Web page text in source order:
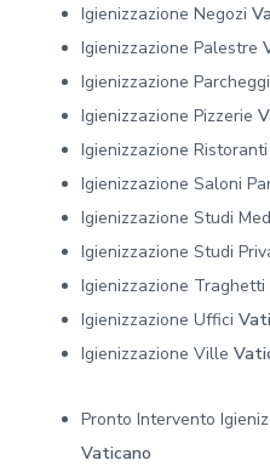
Igienizzazione Negozi
Igienizzazione Palestre
Igienizzazione Parcheggi
Igienizzazione Pizzerie
Igienizzazione Ristoranti
Igienizzazione Saloni
Igienizzazione Studi
Igienizzazione Studi
Igienizzazione Traghetti
Igienizzazione Uffici
Igienizzazione Ville
Pronto Intervento
Vaticano